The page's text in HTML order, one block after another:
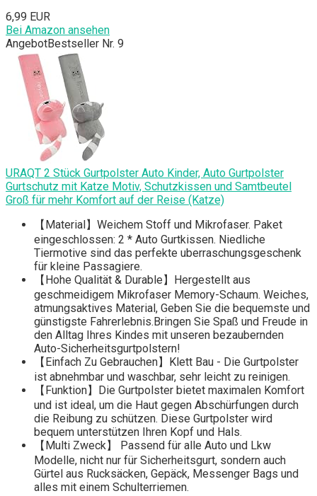
6,99 EUR
Bei Amazon ansehen
AngebotBestseller Nr. 9
URAQT 2 Stück Gurtpolster Auto Kinder, Auto Gurtpolster
Gurtschutz mit Katze Motiv, Schutzkissen und Samtbeutel
Groß für mehr Komfort auf der Reise (Katze)
【Material】Weichem Stoff und Mikrofaser. Paket
eingeschlossen: 2 * Auto Gurtkissen. Niedliche
Tiermotive sind das perfekte uberraschungsgeschenk
für kleine Passagiere.
【Hohe Qualität & Durable】Hergestellt aus
geschmeidigem Mikrofaser Memory-Schaum. Weiches,
atmungsaktives Material, Geben Sie die bequemste und
günstigste Fahrerlebnis.Bringen Sie Spaß und Freude in
den Alltag Ihres Kindes mit unseren bezaubernden
Auto-Sicherheitsgurtpolstern!
【Einfach Zu Gebrauchen】Klett Bau - Die Gurtpolster
ist abnehmbar und waschbar, sehr leicht zu reinigen.
【Funktion】Die Gurtpolster bietet maximalen Komfort
und ist ideal, um die Haut gegen Abschürfungen durch
die Reibung zu schützen. Diese Gurtpolster wird
bequem unterstützen Ihren Kopf und Hals.
【Multi Zweck】 Passend für alle Auto und Lkw
Modelle, nicht nur für Sicherheitsgurt, sondern auch
Gürtel aus Rucksäcken, Gepäck, Messenger Bags und
alles mit einem Schulterriemen.